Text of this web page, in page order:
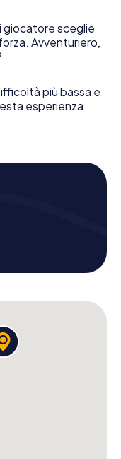
giocatore sceglie
Avventuriero,
più bassa e
esperienza